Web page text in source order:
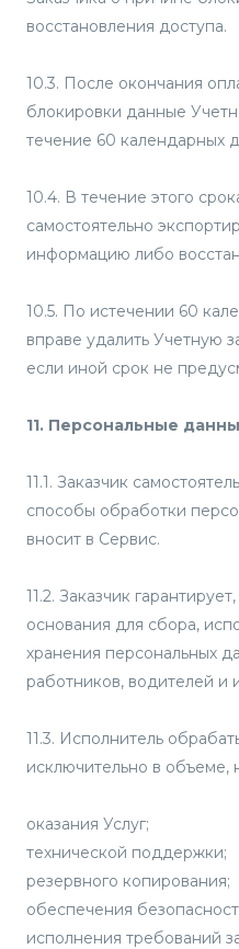
восстановления доступа.
10.3. После окончания
блокировки данные
течение 60 календарных
10.4. В течение этого
самостоятельно
информацию либо
10.5. По истечении 60
вправе удалить Учетную
если иной срок не
11. Персональные
11.1. Заказчик
способы обработки
вносит в Сервис.
11.2. Заказчик
основания для сбора,
хранения персональных
работников, водителей и
11.3. Исполнитель
исключительно в объеме,
оказания Услуг;
технической поддержки;
резервного копирования;
обеспечения
исполнения требований